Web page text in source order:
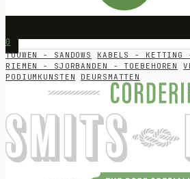
0
TOUWEN - SANDOWS KABELS - KETTING -
RIEMEN - SJORBANDEN - TOEBEHOREN
PODIUMKUNSTEN
DEURSMATTEN